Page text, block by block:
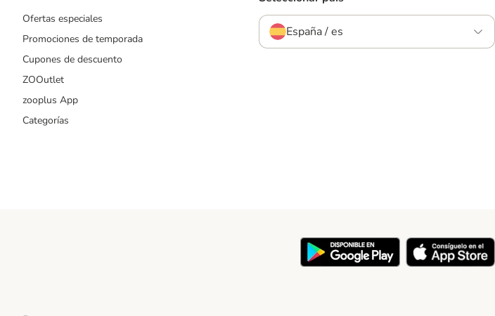
Ofertas especiales
Promociones de temporada
Cupones de descuento
ZOOutlet
zooplus App
Categorías
España / es